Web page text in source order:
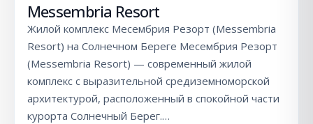
Messembria Resort
Жилой комплекс Месембрия Резорт (Messembria
Resort) на Солнечном Береге Месембрия Резорт
(Messembria Resort) — современный жилой
комплекс с выразительной средиземноморской
архитектурой, расположенный в спокойной части
курорта Солнечный Берег.…